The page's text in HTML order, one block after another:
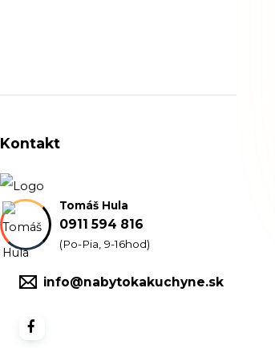
Kontakt
Tomáš Hula
0911 594 816
(Po-Pia, 9-16hod)
info@nabytokakuchyne.sk